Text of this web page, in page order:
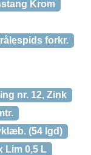
Krom
forkr.
nr. 12, Zink
(54 lgd)
Lim 0,5 L